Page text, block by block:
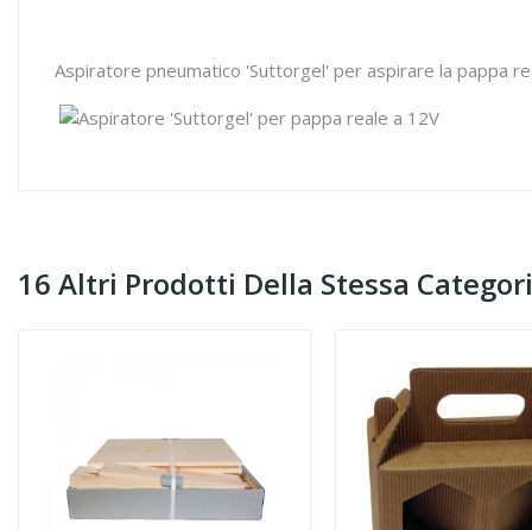
Aspiratore pneumatico 'Suttorgel' per aspirare la pappa
16 Altri Prodotti Della Stessa